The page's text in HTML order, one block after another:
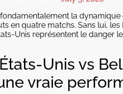
la
en quatre matchs. Sans lui,
Unis représentent le danger
Unis vs
vraie